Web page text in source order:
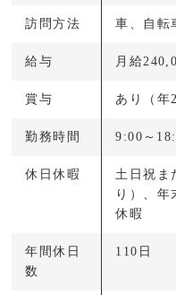
訪問方法 車、自転
給与 月給
賞与 あり（年
勤務時間 9:00～
休日休暇
土日祝ま
り）、年
休暇
年間休日
数
110日